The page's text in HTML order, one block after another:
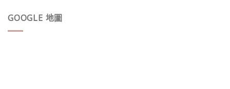
GOOGLE 地圖